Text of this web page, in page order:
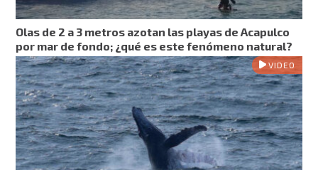
Olas de 2 a 3 metros azotan las playas de Acapulco
por mar de fondo; ¿qué es este fenómeno natural?
VIDEO